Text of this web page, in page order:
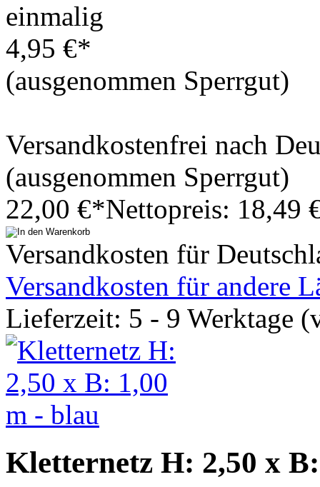
einmalig
4,95 €*
(ausgenommen Sperrgut)
Versandkostenfrei nach
(ausgenommen Sperrgut)
22,00 €*Nettopreis: 18,49
Versandkosten für
Versandkosten für andere
Lieferzeit: 5 - 9 Werktage
Kletternetz H: 2,50 x